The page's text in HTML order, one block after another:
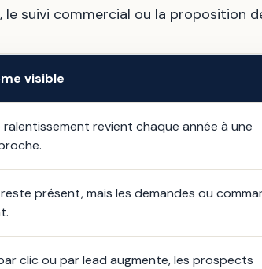
suivi commercial ou la proposition
visible
ralentissement revient chaque année à une
présent, mais les demandes ou
clic ou par lead augmente, les prospects